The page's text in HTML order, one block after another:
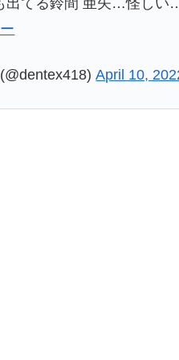
出てる鈴間 亜矢…怪しい
April 10,